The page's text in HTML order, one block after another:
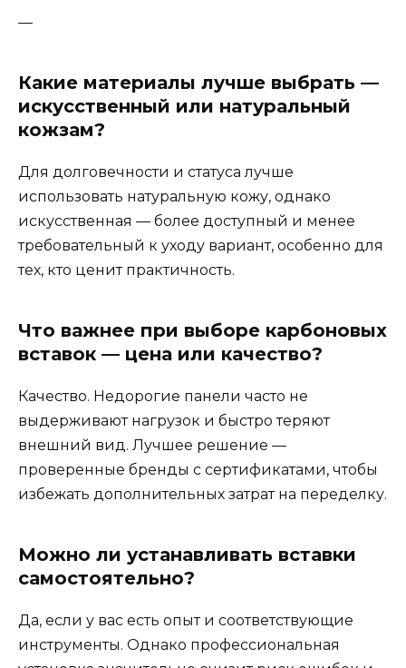
—
Какие материалы лучше выбрать —
искусственный или натуральный
кожзам?
Для долговечности и статуса лучше
использовать натуральную кожу, однако
искусственная — более доступный и менее
требовательный к уходу вариант, особенно для
тех, кто ценит практичность.
Что важнее при выборе карбоновых
вставок — цена или качество?
Качество. Недорогие панели часто не
выдерживают нагрузок и быстро теряют
внешний вид. Лучшее решение —
проверенные бренды с сертификатами, чтобы
избежать дополнительных затрат на переделку.
Можно ли устанавливать вставки
самостоятельно?
Да, если у вас есть опыт и соответствующие
инструменты. Однако профессиональная